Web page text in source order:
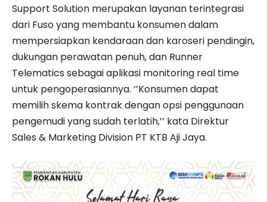
Support Solution merupakan layanan terintegrasi
dari Fuso yang membantu konsumen dalam
mempersiapkan kendaraan dan karoseri pendingin,
dukungan perawatan penuh, dan Runner
Telematics sebagai aplikasi monitoring real time
untuk pengoperasiannya. ‘’Konsumen dapat
memilih skema kontrak dengan opsi penggunaan
pengemudi yang sudah terlatih,’’ kata Direktur
Sales & Marketing Division PT KTB Aji Jaya.